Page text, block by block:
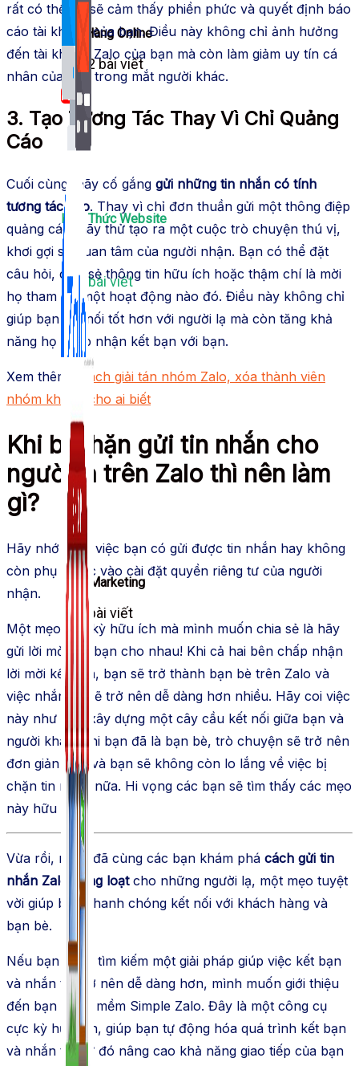
Bán Hàng Online
2,632 bài viết
New
Zalo Marketing
104 bài viết
New
Kiến Thức Website
309 bài viết
rất có thể họ sẽ cảm thấy phiền phức và quyết định báo
cáo tài khoản của bạn. Điều này không chỉ ảnh hưởng
đến tài khoản Zalo của bạn mà còn làm giảm uy tín cá
nhân của bạn trong mắt người khác.
3. Tạo Tương Tác Thay Vì Chỉ Quảng
Cáo
Cuối cùng, hãy cố gắng gửi những tin nhắn có tính
tương tác cao. Thay vì chỉ đơn thuần gửi một thông điệp
quảng cáo, hãy thử tạo ra một cuộc trò chuyện thú vị,
khơi gợi sự quan tâm của người nhận. Bạn có thể đặt
câu hỏi, chia sẻ thông tin hữu ích hoặc thậm chí là mời
họ tham gia một hoạt động nào đó. Điều này không chỉ
giúp bạn kết nối tốt hơn với người lạ mà còn tăng khả
năng họ chấp nhận kết bạn với bạn.
Xem thêm :
Cách giải tán nhóm Zalo, xóa thành viên
nhóm không cho ai biết
Khi bị chặn gửi tin nhắn cho
người lạ trên Zalo thì nên làm
gì?
Hãy nhớ rằng việc bạn có gửi được tin nhắn hay không
còn phụ thuộc vào cài đặt quyền riêng tư của người
nhận.
Một mẹo cực kỳ hữu ích mà mình muốn chia sẻ là hãy
gửi lời mời kết bạn cho nhau! Khi cả hai bên chấp nhận
lời mời kết bạn, bạn sẽ trở thành bạn bè trên Zalo và
việc nhắn tin sẽ trở nên dễ dàng hơn nhiều. Hãy coi việc
này như việc xây dựng một cây cầu kết nối giữa bạn và
người khác. Khi bạn đã là bạn bè, trò chuyện sẽ trở nên
đơn giản hơn và bạn sẽ không còn lo lắng về việc bị
chặn tin nhắn nữa. Hi vọng các bạn sẽ tìm thấy các mẹo
này hữu ích!
Vừa rồi, mình đã cùng các bạn khám phá cách gửi tin
nhắn Zalo hàng loạtcho những người lạ, một mẹo tuyệt
vời giúp bạn nhanh chóng kết nối với khách hàng và
bạn bè.
Nếu bạn đang tìm kiếm một giải pháp giúp việc kết bạn
và nhắn tin trở nên dễ dàng hơn, mình muốn giới thiệu
đến bạn phần mềm Simple Zalo. Đây là một công cụ
cực kỳ hữu ích, giúp bạn tự động hóa quá trình kết bạn
và nhắn tin, từ đó nâng cao khả năng giao tiếp của bạn